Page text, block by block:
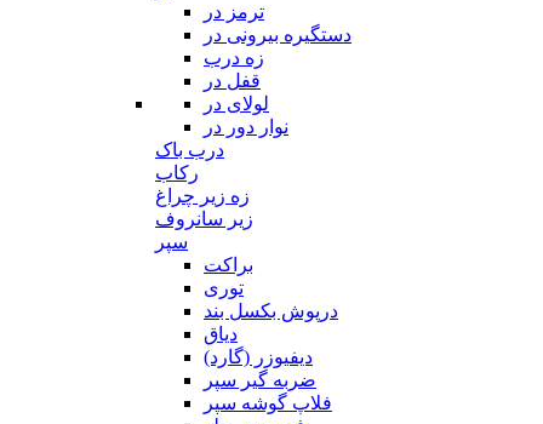
ترمز در
دستگیره بیرونی در
زه درب
قفل در
لولای در
نوار دور در
درب باک
رکاب
زه زیر چراغ
زیر سانروف
سپر
براکت
توری
درپوش بکسل بند
دیاق
دیفیوزر (گارد)
ضربه گیر سپر
فلاپ گوشه سپر